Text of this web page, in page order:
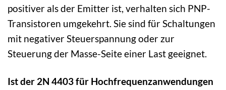
positiver als der Emitter ist, verhalten sich PNP-
Transistoren umgekehrt. Sie sind für Schaltungen
mit negativer Steuerspannung oder zur
Steuerung der Masse-Seite einer Last geeignet.
Ist der 2N 4403 für Hochfrequenzanwendungen